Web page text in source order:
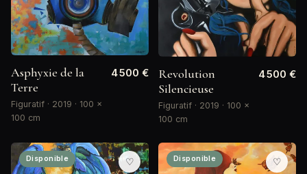
Asphyxie de la
Terre
Figuratif · 2019 · 100 ×
100 cm
4 500 €
Revolution
Silencieuse
Figuratif · 2019 · 100 ×
100 cm
4 500 €
Disponible ♡ Disponible ♡